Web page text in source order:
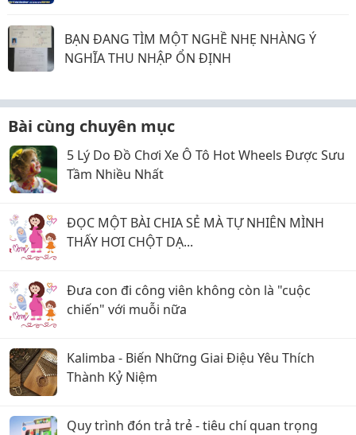
BẠN ĐANG TÌM MỘT NGHỀ NHẸ NHÀNG Ý
NGHĨA THU NHẬP ỔN ĐỊNH
Bài cùng chuyên mục
5 Lý Do Đồ Chơi Xe Ô Tô Hot Wheels Được Sưu
Tầm Nhiều Nhất
ĐỌC MỘT BÀI CHIA SẺ MÀ TỰ NHIÊN MÌNH
THẤY HƠI CHỘT DẠ...
Đưa con đi công viên không còn là "cuộc
chiến" với muỗi nữa
Kalimba - Biến Những Giai Điệu Yêu Thích
Thành Kỷ Niệm
Quy trình đón trả trẻ - tiêu chí quan trọng